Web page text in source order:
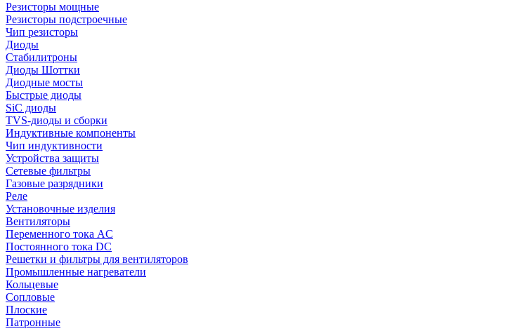
Резисторы мощные
Резисторы подстроечные
Чип резисторы
Диоды
Стабилитроны
Диоды Шоттки
Диодные мосты
Быстрые диоды
SiC диоды
TVS-диоды и сборки
Индуктивные компоненты
Чип индуктивности
Устройства защиты
Сетевые фильтры
Газовые разрядники
Реле
Установочные изделия
Вентиляторы
Переменного тока AC
Постоянного тока DC
Решетки и фильтры для вентиляторов
Промышленные нагреватели
Кольцевые
Сопловые
Плоские
Патронные